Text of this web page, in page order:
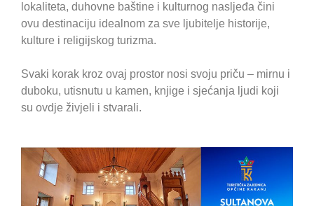
lokaliteta, duhovne baštine i kulturnog nasljeđa čini
ovu destinaciju idealnom za sve ljubitelje historije,
kulture i religijskog turizma.
Svaki korak kroz ovaj prostor nosi svoju priču – mirnu i
duboku, utisnutu u kamen, knjige i sjećanja ljudi koji
su ovdje živjeli i stvarali.